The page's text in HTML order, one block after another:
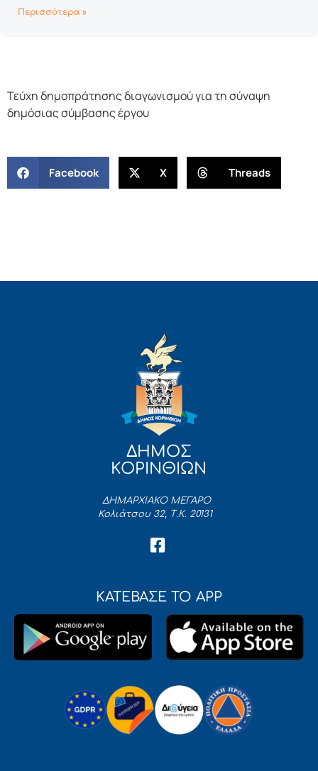
Περισσότερα »
Τεύχη δημοπράτησης διαγωνισμού για τη σύναψη
δημόσιας σύμβασης έργου
Facebook X Threads
ΔΗΜΟΣ
ΚΟΡΙΝΘΙΩΝ
ΔΗΜΑΡΧΙΑΚΟ ΜΕΓΑΡΟ
Κολιάτσου 32, Τ.Κ. 20131
ΚΑΤΕΒΑΣΕ ΤΟ APP